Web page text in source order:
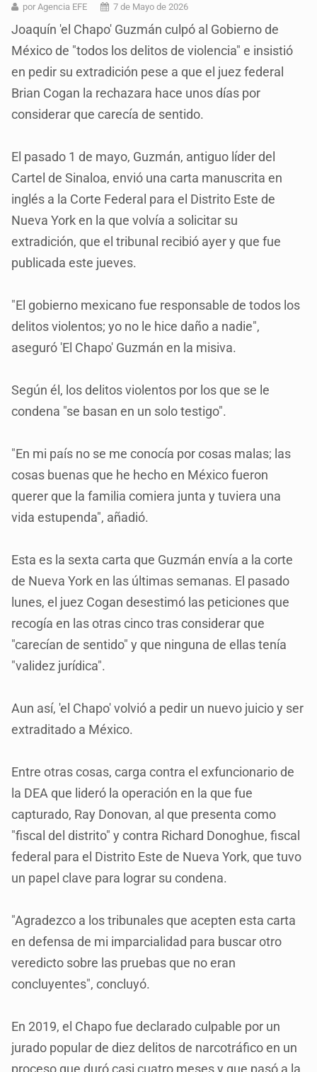
por Agencia EFE 7 de Mayo de 2026
Joaquín 'el Chapo' Guzmán culpó al Gobierno de
México de "todos los delitos de violencia" e insistió
en pedir su extradición pese a que el juez federal
Brian Cogan la rechazara hace unos días por
considerar que carecía de sentido.
El pasado 1 de mayo, Guzmán, antiguo líder del
Cartel de Sinaloa, envió una carta manuscrita en
inglés a la Corte Federal para el Distrito Este de
Nueva York en la que volvía a solicitar su
extradición, que el tribunal recibió ayer y que fue
publicada este jueves.
"El gobierno mexicano fue responsable de todos los
delitos violentos; yo no le hice daño a nadie",
aseguró 'El Chapo' Guzmán en la misiva.
Según él, los delitos violentos por los que se le
condena "se basan en un solo testigo".
"En mi país no se me conocía por cosas malas; las
cosas buenas que he hecho en México fueron
querer que la familia comiera junta y tuviera una
vida estupenda", añadió.
Esta es la sexta carta que Guzmán envía a la corte
de Nueva York en las últimas semanas. El pasado
lunes, el juez Cogan desestimó las peticiones que
recogía en las otras cinco tras considerar que
"carecían de sentido" y que ninguna de ellas tenía
"validez jurídica".
Aun así, 'el Chapo' volvió a pedir un nuevo juicio y ser
extraditado a México.
Entre otras cosas, carga contra el exfuncionario de
la DEA que lideró la operación en la que fue
capturado, Ray Donovan, al que presenta como
"fiscal del distrito" y contra Richard Donoghue, fiscal
federal para el Distrito Este de Nueva York, que tuvo
un papel clave para lograr su condena.
"Agradezco a los tribunales que acepten esta carta
en defensa de mi imparcialidad para buscar otro
veredicto sobre las pruebas que no eran
concluyentes", concluyó.
En 2019, el Chapo fue declarado culpable por un
jurado popular de diez delitos de narcotráfico en un
proceso que duró casi cuatro meses y que pasó a la